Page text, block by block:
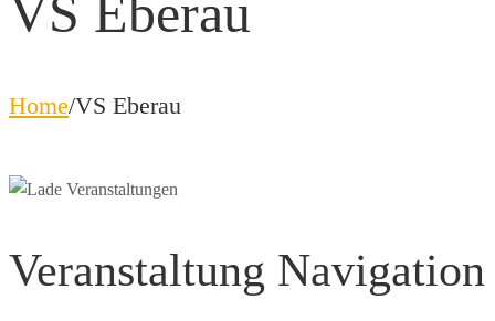
VS Eberau
Home/VS Eberau
Veranstaltung Navigation